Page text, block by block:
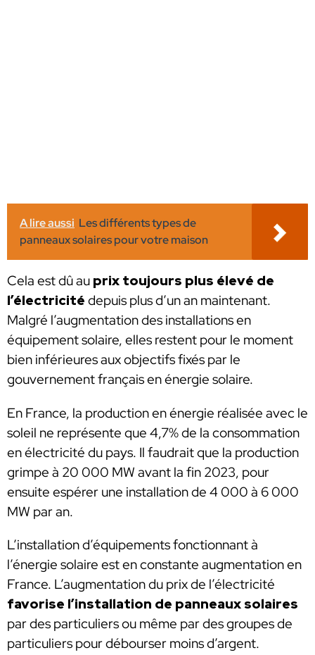
A lire aussi Les différents types de
panneaux solaires pour votre maison
Cela est dû au prix toujours plus élevé de
l’électricité depuis plus d’un an maintenant.
Malgré l’augmentation des installations en
équipement solaire, elles restent pour le moment
bien inférieures aux objectifs fixés par le
gouvernement français en énergie solaire.
En France, la production en énergie réalisée avec le
soleil ne représente que 4,7% de la consommation
en électricité du pays. Il faudrait que la production
grimpe à 20 000 MW avant la fin 2023, pour
ensuite espérer une installation de 4 000 à 6 000
MW par an.
L’installation d’équipements fonctionnant à
l’énergie solaire est en constante augmentation en
France. L’augmentation du prix de l’électricité
favorise l’installation de panneaux solaires
par des particuliers ou même par des groupes de
particuliers pour débourser moins d’argent.